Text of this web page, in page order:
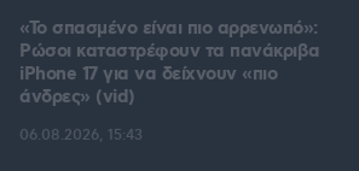
«Το σπασμένο είναι πιο αρρενωπό»:
Ρώσοι καταστρέφουν τα πανάκριβα
iPhone 17 για να δείχνουν «πιο
άνδρες» (vid)
06.08.2026, 15:43